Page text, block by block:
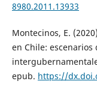
8980.2011.13933
Montecinos, E.
en Chile: escenarios
epub. https://